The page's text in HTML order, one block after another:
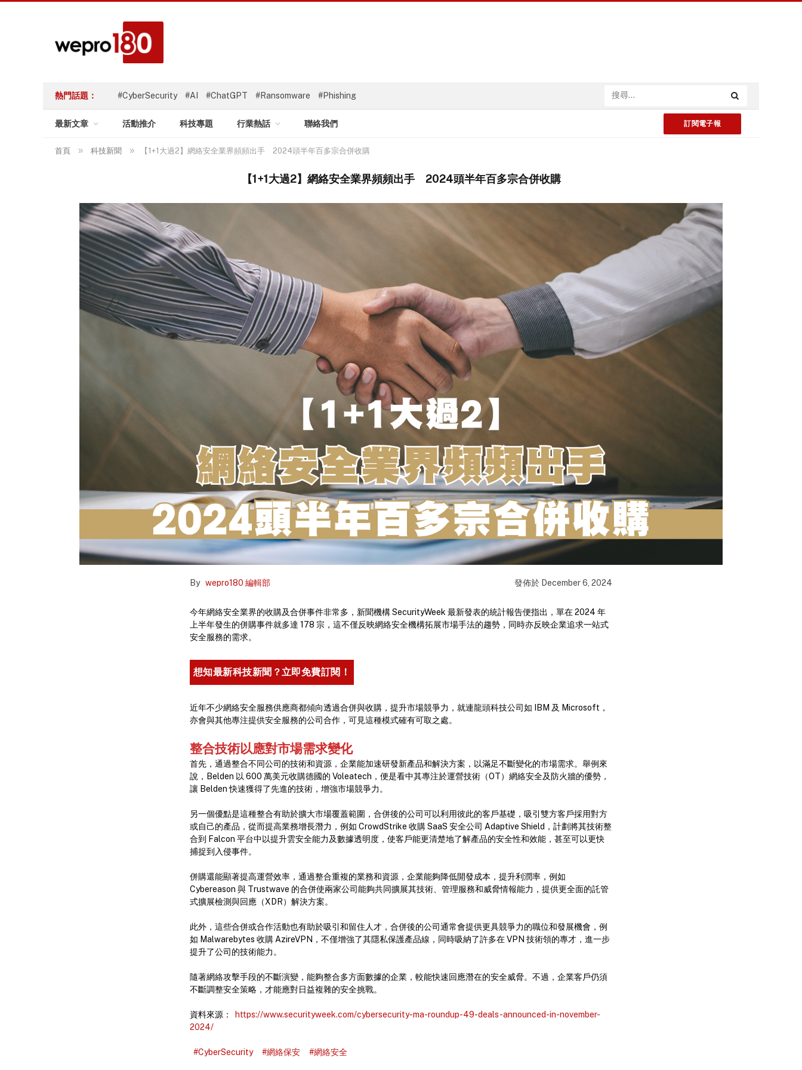
熱門話題： #CyberSecurity #AI #ChatGPT #Ransomware #Phishing
最新文章 活動推介 科技專題 行業熱話 聯絡我們 訂閱電子報
首頁 » 科技新聞 » 【1+1大過2】網絡安全業界頻頻出手 2024頭半年百多宗合併收購
【1+1大過2】網絡安全業界頻頻出手 2024頭半年百多宗合併收購
By wepro180 編輯部 發佈於 December 6, 2024
今年網絡安全業界的收購及合併事件非常多，新聞機構 SecurityWeek 最新發表的統計報告便指出，單在 2024 年
上半年發生的併購事件就多達 178 宗，這不僅反映網絡安全機構拓展市場手法的趨勢，同時亦反映企業追求一站式
安全服務的需求。
想知最新科技新聞？立即免費訂閱！
近年不少網絡安全服務供應商都傾向透過合併與收購，提升市場競爭力，就連龍頭科技公司如 IBM 及 Microsoft，
亦會與其他專注提供安全服務的公司合作，可見這種模式確有可取之處。
整合技術以應對市場需求變化
首先，通過整合不同公司的技術和資源，企業能加速研發新產品和解決方案，以滿足不斷變化的市場需求。舉例來
說，Belden 以 600 萬美元收購德國的 Voleatech，便是看中其專注於運營技術（OT）網絡安全及防火牆的優勢，
讓 Belden 快速獲得了先進的技術，增強市場競爭力。
另一個優點是這種整合有助於擴大市場覆蓋範圍，合併後的公司可以利用彼此的客戶基礎，吸引雙方客戶採用對方
或自己的產品，從而提高業務增長潛力，例如 CrowdStrike 收購 SaaS 安全公司 Adaptive Shield，計劃將其技術整
合到 Falcon 平台中以提升雲安全能力及數據透明度，使客戶能更清楚地了解產品的安全性和效能，甚至可以更快
捕捉到入侵事件。
併購還能顯著提高運營效率，通過整合重複的業務和資源，企業能夠降低開發成本，提升利潤率，例如
Cybereason 與 Trustwave 的合併使兩家公司能夠共同擴展其技術、管理服務和威脅情報能力，提供更全面的託管
式擴展檢測與回應（XDR）解決方案。
此外，這些合併或合作活動也有助於吸引和留住人才，合併後的公司通常會提供更具競爭力的職位和發展機會，例
如 Malwarebytes 收購 AzireVPN，不僅增強了其隱私保護產品線，同時吸納了許多在 VPN 技術領的專才，進一步
提升了公司的技術能力。
隨著網絡攻擊手段的不斷演變，能夠整合多方面數據的企業，較能快速回應潛在的安全威脅。不過，企業客戶仍須
不斷調整安全策略，才能應對日益複雜的安全挑戰。
資料來源：
https://www.securityweek.com/cybersecurity-ma-roundup-49-deals-announced-in-november-
2024/
#CyberSecurity #網絡保安 #網絡安全